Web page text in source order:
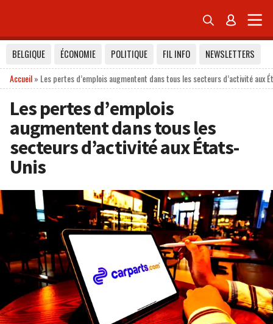
 
BELGIQUE ÉCONOMIE POLITIQUE FIL INFO
NEWSLETTERS
Accueil» Les pertes d’emplois augmentent dans tous les secteurs d’activité aux
Les pertes d’emplois
augmentent dans tous les
secteurs d’activité aux États-
Unis